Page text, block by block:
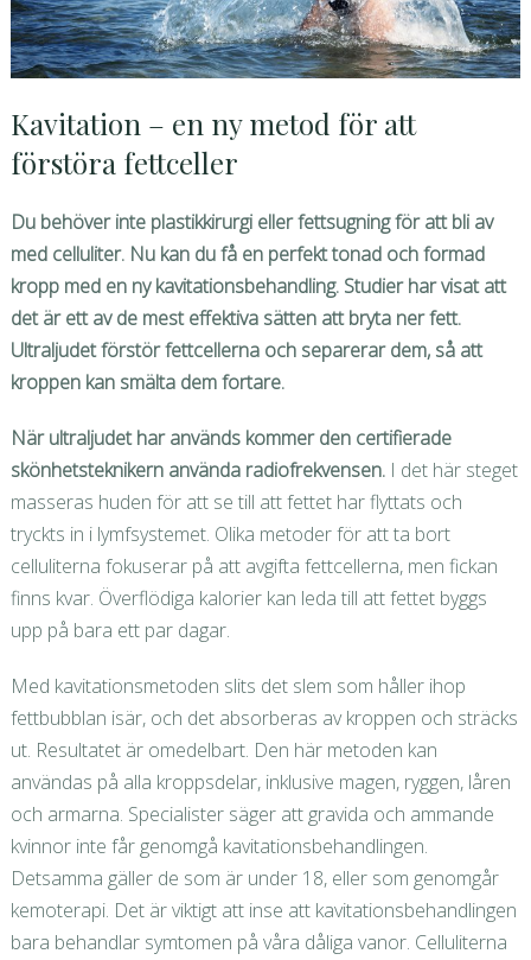
Kavitation – en ny metod för att
förstöra fettceller
Du behöver inte plastikkirurgi eller fettsugning för att bli av
med celluliter. Nu kan du få en perfekt tonad och formad
kropp med en ny kavitationsbehandling. Studier har visat att
det är ett av de mest effektiva sätten att bryta ner fett.
Ultraljudet förstör fettcellerna och separerar dem, så att
kroppen kan smälta dem fortare.
När ultraljudet har används kommer den certifierade
skönhetsteknikern använda radiofrekvensen.I det här steget
masseras huden för att se till att fettet har flyttats och
tryckts in i lymfsystemet. Olika metoder för att ta bort
celluliterna fokuserar på att avgifta fettcellerna, men fickan
finns kvar. Överflödiga kalorier kan leda till att fettet byggs
upp på bara ett par dagar.
Med kavitationsmetoden slits det slem som håller ihop
fettbubblan isär, och det absorberas av kroppen och sträcks
ut. Resultatet är omedelbart. Den här metoden kan
användas på alla kroppsdelar, inklusive magen, ryggen, låren
och armarna. Specialister säger att gravida och ammande
kvinnor inte får genomgå kavitationsbehandlingen.
Detsamma gäller de som är under 18, eller som genomgår
kemoterapi. Det är viktigt att inse att kavitationsbehandlingen
bara behandlar symtomen på våra dåliga vanor. Celluliterna